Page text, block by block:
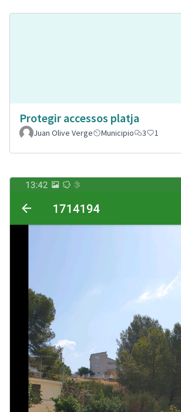
Protegir accessos platja
Juan Olive Verge
Municipio 3 1